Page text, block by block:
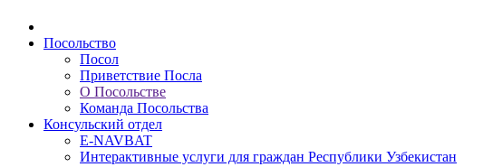
Посольство
Посол
Приветствие Посла
О Посольстве
Команда Посольства
Консульский отдел
E-NAVBAT
Интерактивные услуги для граждан Республики Узбекистан